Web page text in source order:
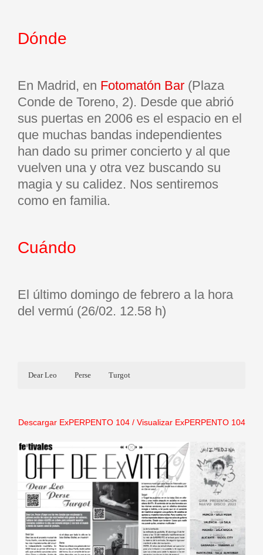
Dónde
En Madrid, en Fotomatón Bar (Plaza
Conde de Toreno, 2). Desde que abrió
sus puertas en 2006 es el espacio en el
que muchas bandas independientes
han dado su primer concierto y al que
vuelven una y otra vez buscando su
magia y su calidez. Nos sentiremos
como en familia.
Cuándo
El último domingo de febrero a la hora
del vermú (26/02. 12.58 h)
Dear Leo Perse Turgot
Nuestra entrevista: https://experpento.com/dear-leo-y-el-
sindrome-de-stendhal/
Perse
Nuestra entrevista: https://experpento.com/perse_norte/
Nuestra entrevista:
nadie-nos-puede-quitar/
Descargar ExPERPENTO 104/ Visualizar ExPERPENTO 104